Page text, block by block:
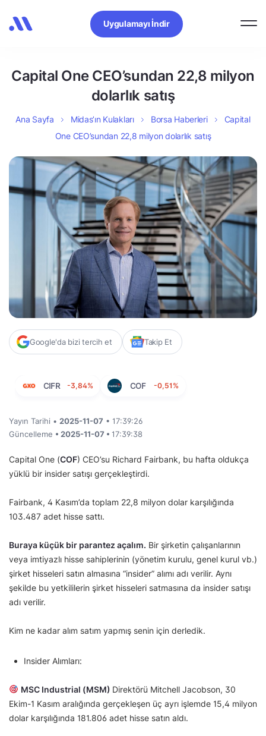
Uygulamayı İndir
Capital One CEO’sundan 22,8 milyon
dolarlık satış
Ana Sayfa Midas’ın Kulakları Borsa Haberleri
Capital
One CEO’sundan 22,8 milyon dolarlık satış
Google'da bizi tercih et Takip Et
CIFR -3,84% COF -0,51%
Yayın Tarihi • 2025-11-07 • 17:39:26
Güncelleme • 2025-11-07 • 17:39:38
Capital One (COF) CEO’su Richard Fairbank, bu hafta oldukça
yüklü bir insider satışı gerçekleştirdi.
Fairbank, 4 Kasım’da toplam 22,8 milyon dolar karşılığında
103.487 adet hisse sattı.
Buraya küçük bir parantez açalım. Bir şirketin çalışanlarının
veya imtiyazlı hisse sahiplerinin (yönetim kurulu, genel kurul vb.)
şirket hisseleri satın almasına “insider” alımı adı verilir. Aynı
şekilde bu yetkililerin şirket hisseleri satmasına da insider satışı
adı verilir.
Kim ne kadar alım satım yapmış senin için derledik.
Insider Alımları:
MSC Industrial (MSM) Direktörü Mitchell Jacobson, 30
Ekim-1 Kasım aralığında gerçekleşen üç ayrı işlemde 15,4 milyon
dolar karşılığında 181.806 adet hisse satın aldı.